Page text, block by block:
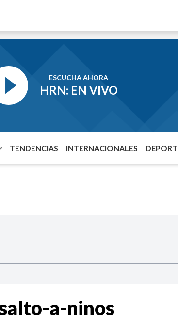
ESCUCHA AHORA
HRN: EN VIVO
TENDENCIAS INTERNACIONALES
a-ninos